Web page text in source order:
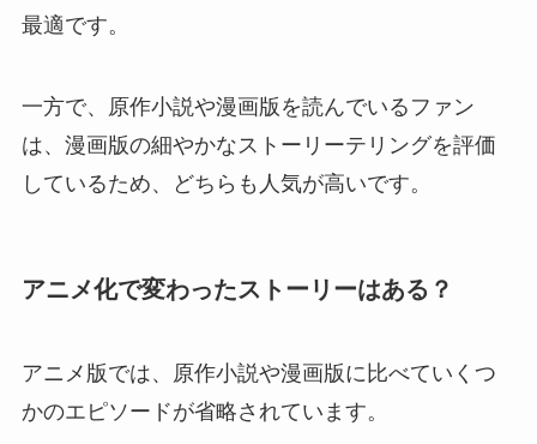
最適です。
一方で、原作小説や漫画版を読んでいるファン
は、漫画版の細やかなストーリーテリングを評価
しているため、どちらも人気が高いです。
アニメ化で変わったストーリーはある？
アニメ版では、原作小説や漫画版に比べていくつ
かのエピソードが省略されています。